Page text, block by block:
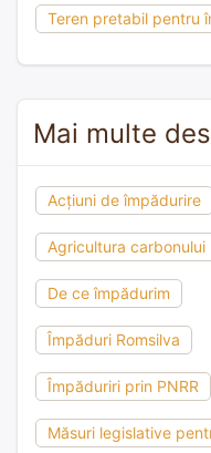
Teren pretabil pentru
Mai multe
Acțiuni de împădurire
Agricultura carbonului
De ce împădurim
Împăduri Romsilva
Împăduriri prin PNRR
Măsuri legislative